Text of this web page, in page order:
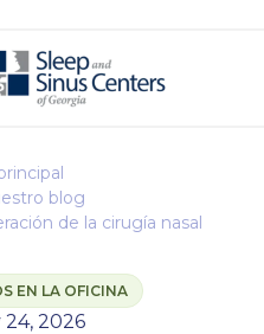
blog
de la cirugía nasal
EN LA OFICINA
2026